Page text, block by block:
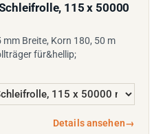
115 x 50000
Breite, Korn 180, 50 m
für&hellip;
Details ansehen→